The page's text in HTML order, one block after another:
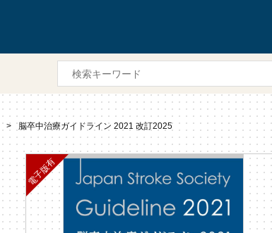
脳卒中治療ガイドライン 2021 改訂2025